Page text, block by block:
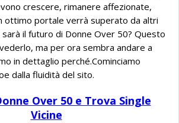
crescere, rimanere affezionate,
ottimo portale verrà superato da altri
il futuro di Donne Over 50? Questo
ma per ora sembra andare a
in dettaglio perché.Cominciamo
dalla fluidità del sito.
Over 50 e Trova Single
Vicine